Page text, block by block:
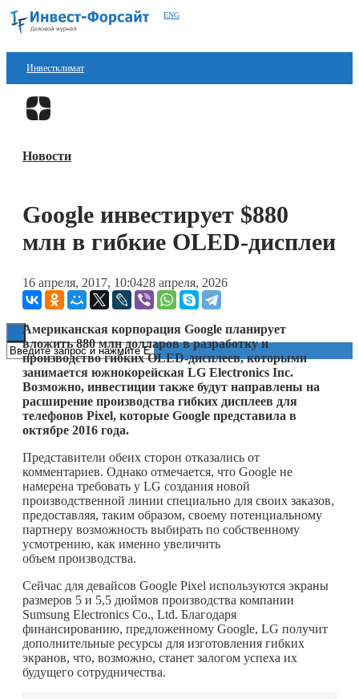
ENG
Инвестклимат
Финансы
Блокчейн
Технологии
Книги
Новости
Google инвестирует $880
млн в гибкие OLED-дисплеи
16 апреля, 2017, 10:0428 апреля, 2026
Американская корпорация Google планирует
вложить 880 млн долларов в разработку и
производство гибких OLED-дисплеев, которыми
занимается южнокорейская LG Electronics Inc.
Возможно, инвестиции также будут направлены на
расширение производства гибких дисплеев для
телефонов Pixel, которые Google представила в
октябре 2016 года.
Представители обеих сторон отказались от
комментариев. Однако отмечается, что Google не
намерена требовать у LG создания новой
производственной линии специально для своих заказов,
предоставляя, таким образом, своему потенциальному
партнеру возможность выбирать по собственному
усмотрению, как именно увеличить
объем производства.
Сейчас для девайсов Google Pixel используются экраны
размеров 5 и 5,5 дюймов производства компании
Sumsung Electronics Co., Ltd. Благодаря
финансированию, предложенному Google, LG получит
дополнительные ресурсы для изготовления гибких
экранов, что, возможно, станет залогом успеха их
будущего сотрудничества.